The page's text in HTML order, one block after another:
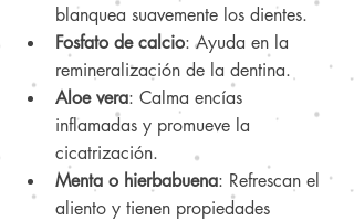
blanquea suavemente los dientes.
Fosfato de calcio: Ayuda en la
remineralización de la dentina.
Aloe vera: Calma encías
inflamadas y promueve la
cicatrización.
Menta o hierbabuena: Refrescan el
aliento y tienen propiedades